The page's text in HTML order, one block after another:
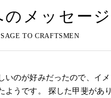
のメッセージ
いのが好みだったので、イメ
ようです。 探した甲斐があり